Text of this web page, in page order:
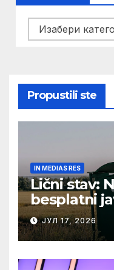
Kategorije
Propustili ste
IN MEDIAS RES
Lični stav:
besplatni
ЈУЛ 17, 2026